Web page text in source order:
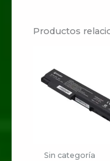
12V -
Tu
marcados
Productos
Sin categoría